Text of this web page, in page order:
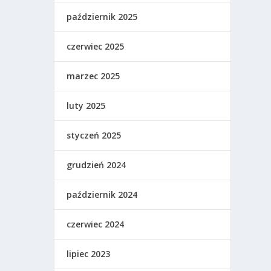
październik 2025
czerwiec 2025
marzec 2025
luty 2025
styczeń 2025
grudzień 2024
październik 2024
czerwiec 2024
lipiec 2023